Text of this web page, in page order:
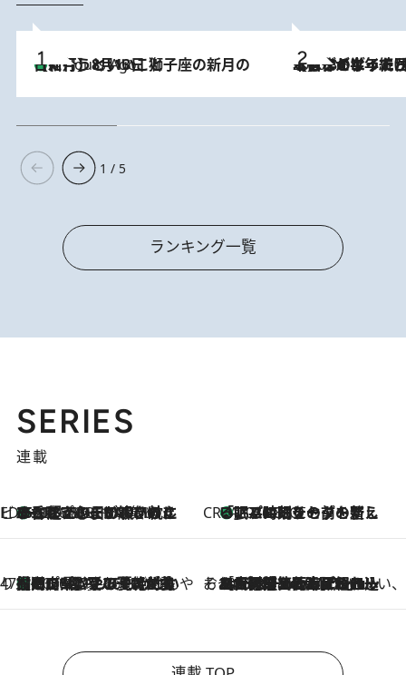
4 Hours Ago
【新月】8月13日 獅子座の新月の日に行うといいこと 2026.8.3
【自作のダイエットノートは攻略本】ダイエットが「苦しいもの」ではなくなった日。50代フードライターが半年続けられた理由は“楽しむこと”
1 / 5
ランキング一覧
SERIES
連載
ビューティいいもの集め EDITORS' BEST
2026.8.10
35℃超えの日の夜、枕にひと吹き！ BAUMのルームスプレーが、ひのきの香りで心まで解きほぐす CREA'S CHOICE
2026.8.10
「眠る時刻をセットする」——眠りの前を整える、バルミューダの新しいアプローチ
47都道府県の手みやげ ひんやりスイーツで夏を満喫
2026.8.10
【岡山県】この夏絶対食べたい 冷やしておいしいおやつ3選 フルーツが主役のプリンやアイスが勢揃い そおだよおこの関西おいしい、おやつ紀行
2026.8.9
［大阪府箕面市］一皿一皿目の前で仕上げられる、料理を巧みに組み込んだアシェットデセールコース「ミチル アシェット デセール（Michiru assiette dessert）」